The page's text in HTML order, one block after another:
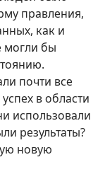
правления,
как и
могли бы
почти все
в области
использовали
результаты?
новую